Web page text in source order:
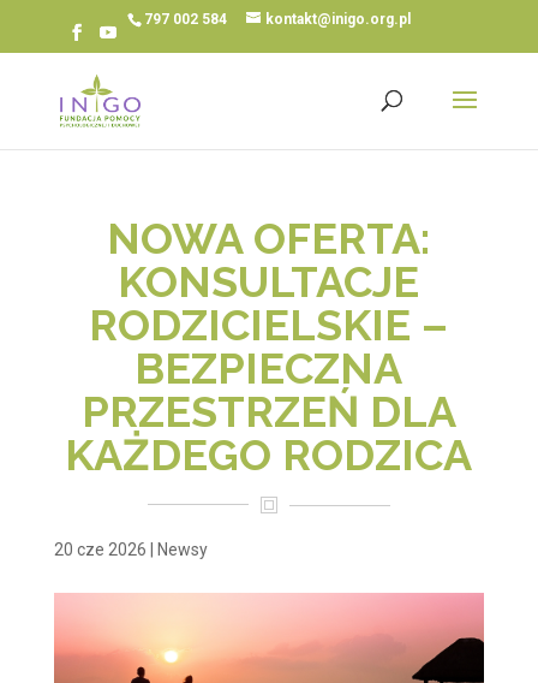
797 002 584 kontakt@inigo.org.pl
NOWA OFERTA:
KONSULTACJE
RODZICIELSKIE –
BEZPIECZNA
PRZESTRZEŃ DLA
KAŻDEGO RODZICA
20 cze 2026 Newsy